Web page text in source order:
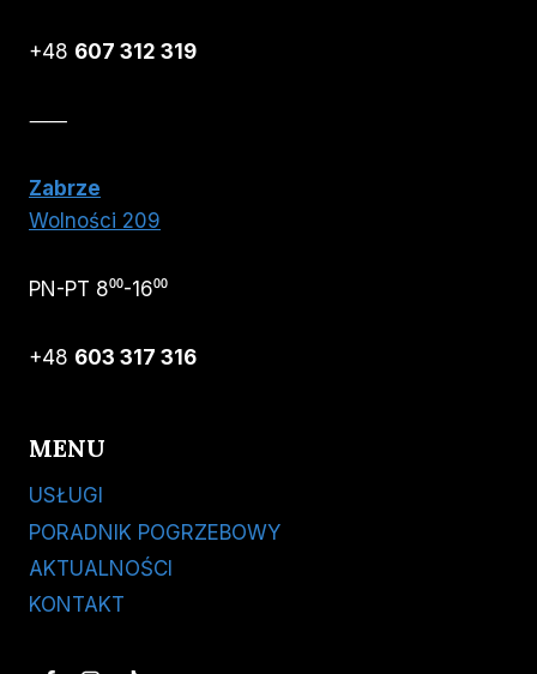
+48 607 312 319
⸺
Zabrze
Wolności 209
PN-PT 8⁰⁰-16⁰⁰
+48 603 317 316
MENU
USŁUGI
PORADNIK POGRZEBOWY
AKTUALNOŚCI
KONTAKT